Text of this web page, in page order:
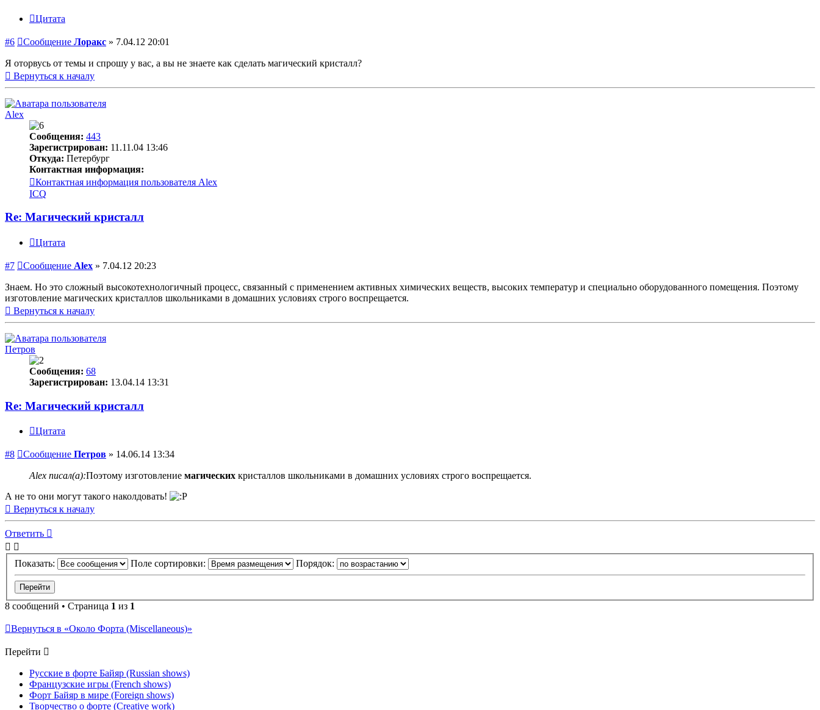
Цитата
#6 Сообщение Лоракс » 7.04.12 20:01
Я оторвусь от темы и спрошу у вас, а вы не знаете как сделать магический кристалл?
Вернуться к началу
Alex
Сообщения: 443
Зарегистрирован: 11.11.04 13:46
Откуда: Петербург
Контактная информация:
Контактная информация пользователя Alex
ICQ
Re: Магический кристалл
Цитата
#7 Сообщение Alex » 7.04.12 20:23
Знаем. Но это сложный высокотехнологичный процесс, связанный с применением активных химических веществ, высоких температур и специально оборудованного помещения. Поэтому
изготовление магических кристаллов школьниками в домашних условиях строго воспрещается.
Вернуться к началу
Петров
Сообщения: 68
Зарегистрирован: 13.04.14 13:31
Re: Магический кристалл
Цитата
#8 Сообщение Петров » 14.06.14 13:34
Alex писал(а):Поэтому изготовление магических кристаллов школьниками в домашних условиях строго воспрещается.
А не то они могут такого наколдовать!
Вернуться к началу
Ответить
Показать: Поле сортировки: Порядок:
8 сообщений • Страница 1 из 1
Вернуться в «Около Форта (Miscellaneous)»
Перейти
Русские в форте Байяр (Russian shows)
Французские игры (French shows)
Форт Байяр в мире (Foreign shows)
Творчество о форте (Creative work)